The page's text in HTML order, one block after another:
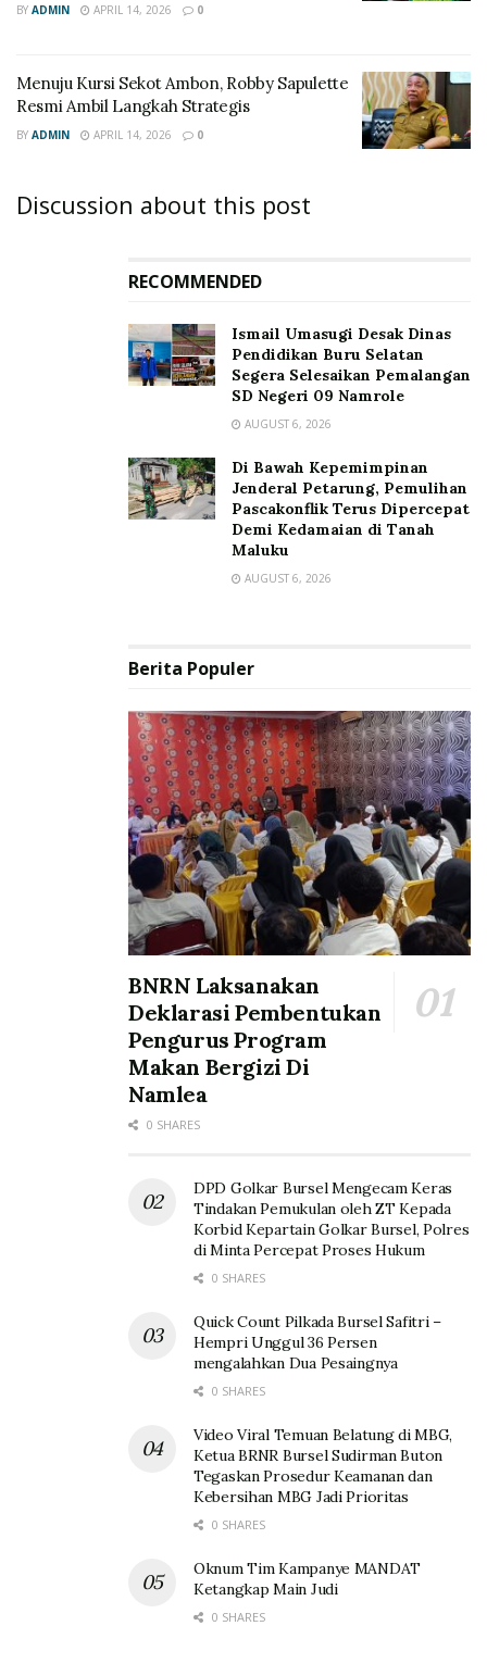
BY ADMIN APRIL 14, 2026 0
Menuju Kursi Sekot Ambon, Robby Sapulette
Resmi Ambil Langkah Strategis
BY ADMIN APRIL 14, 2026 0
Discussion about this post
RECOMMENDED
Ismail Umasugi Desak Dinas
Pendidikan Buru Selatan
Segera Selesaikan Pemalangan
SD Negeri 09 Namrole
AUGUST 6, 2026
Di Bawah Kepemimpinan
Jenderal Petarung, Pemulihan
Pascakonflik Terus Dipercepat
Demi Kedamaian di Tanah
Maluku
AUGUST 6, 2026
Berita Populer
BNRN Laksanakan
Deklarasi Pembentukan
Pengurus Program
Makan Bergizi Di
Namlea
0 SHARES
DPD Golkar Bursel Mengecam Keras
Tindakan Pemukulan oleh ZT Kepada
Korbid Kepartain Golkar Bursel, Polres
di Minta Percepat Proses Hukum
0 SHARES
Quick Count Pilkada Bursel Safitri –
Hempri Unggul 36 Persen
mengalahkan Dua Pesaingnya
0 SHARES
Video Viral Temuan Belatung di MBG,
Ketua BRNR Bursel Sudirman Buton
Tegaskan Prosedur Keamanan dan
Kebersihan MBG Jadi Prioritas
0 SHARES
Oknum Tim Kampanye MANDAT
Ketangkap Main Judi
0 SHARES